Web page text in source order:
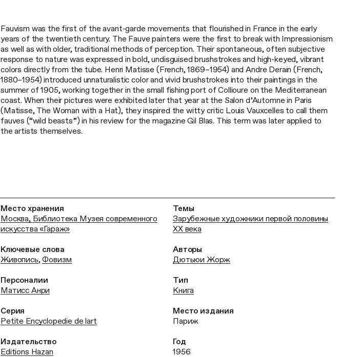
Fauvism was the first of the avant-garde movements that flourished in France in the early
years of the twentieth century. The Fauve painters were the first to break with Impressionism
as well as with older, traditional methods of perception. Their spontaneous, often subjective
response to nature was expressed in bold, undisguised brushstrokes and high-keyed, vibrant
colors directly from the tube. Henri Matisse (French, 1869–1954) and Andre Derain (French,
1880–1954) introduced unnaturalistic color and vivid brushstrokes into their paintings in the
summer of 1905, working together in the small fishing port of Collioure on the Mediterranean
coast. When their pictures were exhibited later that year at the Salon d’Automne in Paris
(Matisse, The Woman with a Hat), they inspired the witty critic Louis Vauxcelles to call them
fauves (“wild beasts”) in his review for the magazine Gil Blas. This term was later applied to
the artists themselves.
Место хранения
Москва, Библиотека Музея современного
искусства «Гараж»
Темы
Зарубежные художники первой половины
XX века
Ключевые слова
Живопись,Фовизм
Авторы
Дютьюи Жорж
Персоналии
Матисс Анри
Тип
Книга
Серия
Petite Encyclopedie de lart
Место издания
Париж
Издательство
Editions Hazan
Год
1956